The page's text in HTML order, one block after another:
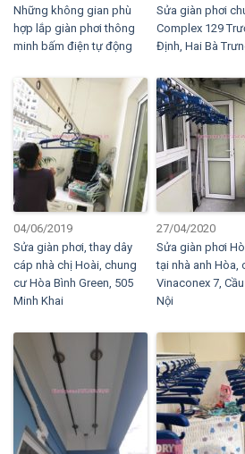
Những không gian phù
hợp lắp giàn phơi thông
minh bấm điện tự động
Sửa giàn phơi
Complex 129
Định, Hai Bà
04/06/2019
Sửa giàn phơi, thay dây
cáp nhà chị Hoài, chung
cư Hòa Bình Green, 505
Minh Khai
27/04/2020
Sửa giàn phơi
tại nhà anh Hòa,
Vinaconex 7,
Nội